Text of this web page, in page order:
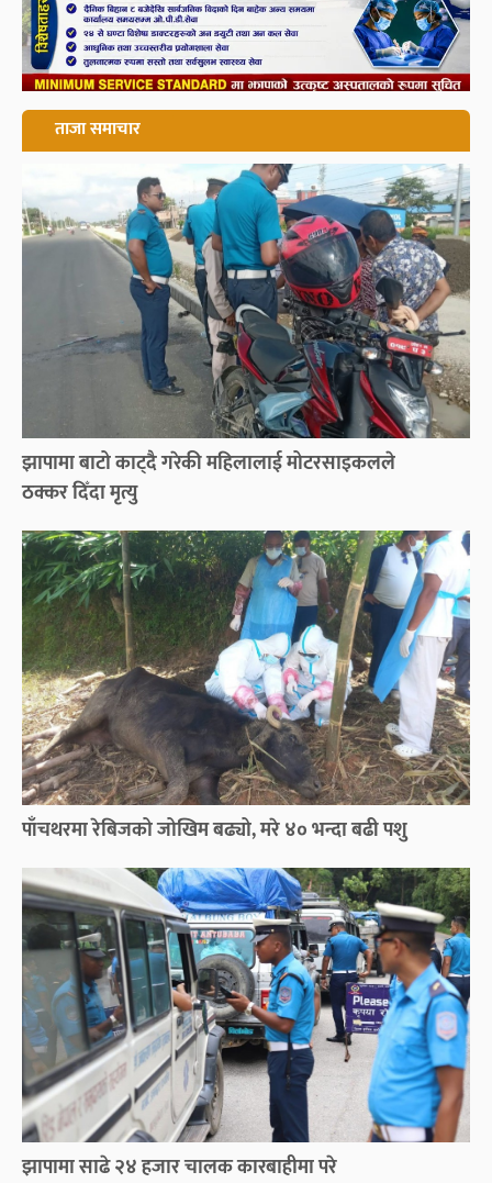
ताजा समाचार
झापामा बाटो काट्दै गरेकी महिलालाई मोटरसाइकलले
ठक्कर दिँदा मृत्यु
पाँचथरमा रेबिजको जोखिम बढ्यो, मरे ४० भन्दा बढी पशु
झापामा साढे २४ हजार चालक कारबाहीमा परे